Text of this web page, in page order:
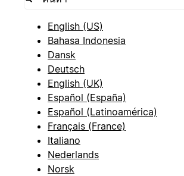
English (US)
Bahasa Indonesia
Dansk
Deutsch
English (UK)
Español (España)
Español (Latinoamérica)
Français (France)
Italiano
Nederlands
Norsk